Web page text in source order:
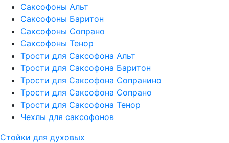
Саксофоны Альт
Саксофоны Баритон
Саксофоны Сопрано
Саксофоны Тенор
Трости для Саксофона Альт
Трости для Саксофона Баритон
Трости для Саксофона Сопранино
Трости для Саксофона Сопрано
Трости для Саксофона Тенор
Чехлы для саксофонов
Стойки для духовых